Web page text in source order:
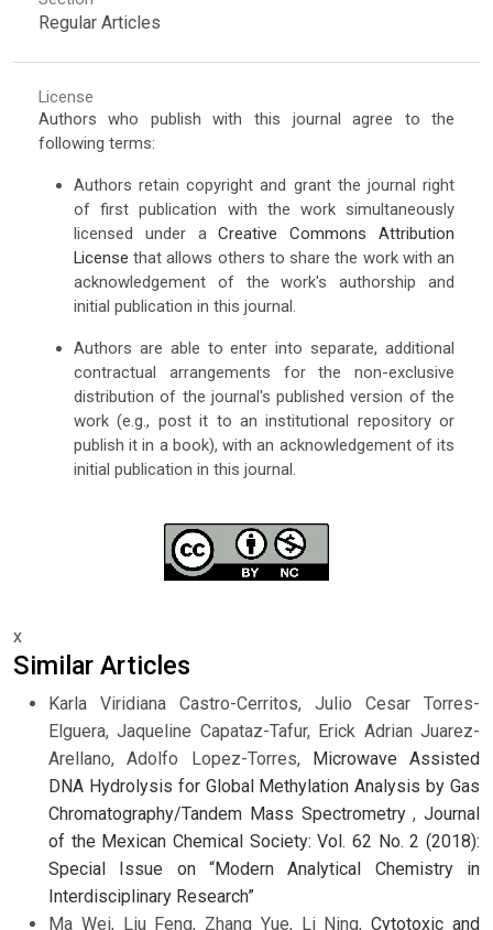
Regular Articles
License
Authors who publish with this journal agree to the
following terms:
Authors retain copyright and grant the journal right
of first publication with the work simultaneously
licensed under aCreative Commons Attribution
License that allows others to share the work with an
acknowledgement of the work's authorship and
initial publication in this journal.
Authors are able to enter into separate, additional
contractual arrangements for the non-exclusive
distribution of the journal's published version of the
work (e.g., post it to an institutional repository or
publish it in a book), with an acknowledgement of its
initial publication in this journal.
x
Similar Articles
Karla Viridiana Castro-Cerritos, Julio Cesar Torres-
Elguera, Jaqueline Capataz-Tafur, Erick Adrian Juarez-
Arellano, Adolfo Lopez-Torres, Microwave Assisted
DNA Hydrolysis for Global Methylation Analysis by Gas
Chromatography/Tandem Mass Spectrometry, Journal
of the Mexican Chemical Society: Vol. 62 No. 2 (2018):
Special Issue on “Modern Analytical Chemistry in
Interdisciplinary Research”
Ma Wei, Liu Feng, Zhang Yue, Li Ning,Cytotoxic and